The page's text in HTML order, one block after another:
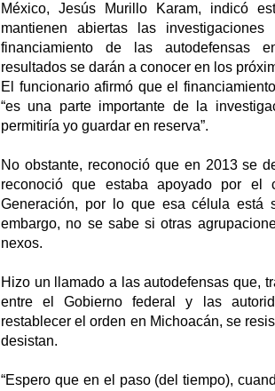
México, Jesús Murillo Karam, indicó
mantienen abiertas las
financiamiento de las autodefensas
resultados se darán a conocer en los
El funcionario afirmó que el
“es una parte importante de la
permitiría yo guardar en reserva”.
No obstante, reconoció que en 2013 se
reconoció que estaba apoyado por el
Generación, por lo que esa célula está
embargo, no se sabe si otras
nexos.
Hizo un llamado a las autodefensas que,
entre el Gobierno federal y las
restablecer el orden en Michoacán, se
desistan.
“Espero que en el paso (del tiempo),